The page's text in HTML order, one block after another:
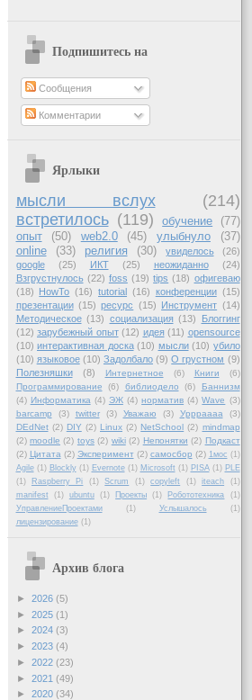
Подпишитесь на
Сообщения
Комментарии
Ярлыки
мысли вслух
(214)
встретилось (119) обучение
(77)
опыт
(50) web2.0 (45) улыбнуло
(37)
online
(33) религия (30) увиделось
(26)
google
(25) ИКТ (25) неожиданно
(24)
Взгрустнулось (22) foss (19) tips (18) офигеваю
(18) HowTo (16) tutorial (16) конференции (15)
презентации (15) ресурс (15) Инструмент (14)
Методическое (13) социализация (13)
Блоггинг
(12) зарубежный опыт (12) идея (11) opensource
(10) интерактивная доска (10) мысли (10) убило
(10) языковое (10) Задолбало (9) О грустном (9)
Полезняшки
(8) Интернетное (6) Книги
(6)
Программирование
(6) библиодело (6)
Баннизм
(4) Информатика (4) ЭЖ (4) норматив (4) Wave (3)
barcamp
(3) twitter (3) Уважаю (3) Уррраааа
(3)
DEdNet (2) DIY (2) Linux (2) NetSchool (2) mindmap
(2) moodle (2) toys (2) wiki (2) Непонятки (2) Подкаст
(2) Цитата (2) Эксперимент (2) самосбор (2) 1мос (1)
Agile (1) Blockly (1) Evernote (1) Microsoft (1) PISA (1) PLE
(1)
Raspberry Pi (1) Scrum (1) copyleft (1) iteach
(1)
manifest
(1) ubuntu (1) Проекты (1) Робототехника
(1)
УправлениеПроектами
(1) Услышалось
(1)
лицензирование (1)
Архив блога
► 2026 (5)
► 2025 (1)
► 2024 (3)
► 2023 (4)
► 2022 (23)
► 2021 (49)
► 2020 (34)